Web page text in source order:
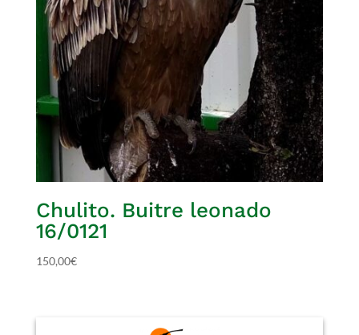
Chulito. Buitre leonado
16/0121
150,00€